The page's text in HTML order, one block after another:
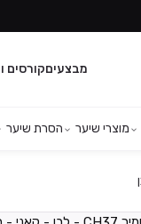
מבצעיםקורסים
מוצרי שיער הסרת שיער